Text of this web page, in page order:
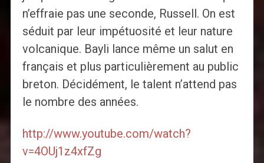
n’effraie pas une seconde, Russell. On est
séduit par leur impétuosité et leur nature
volcanique. Bayli lance même un salut en
français et plus particulièrement au public
breton. Décidément, le talent n’attend pas
le nombre des années.
http://www.youtube.com/watch?
v=4OUj1z4xfZg